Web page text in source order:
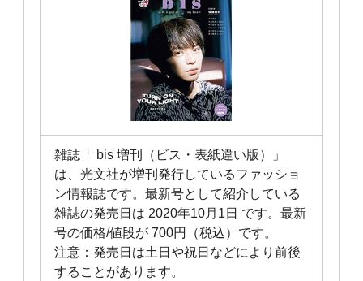
雑誌「 bis 増刊（ビス・表紙違い版）」
は、光文社が増刊発行しているファッショ
ン情報誌です。最新号として紹介している
雑誌の発売日は 2020年10月1日 です。最新
号の価格/値段が 700円（税込）です。
注意：発売日は土日や祝日などにより前後
することがあります。